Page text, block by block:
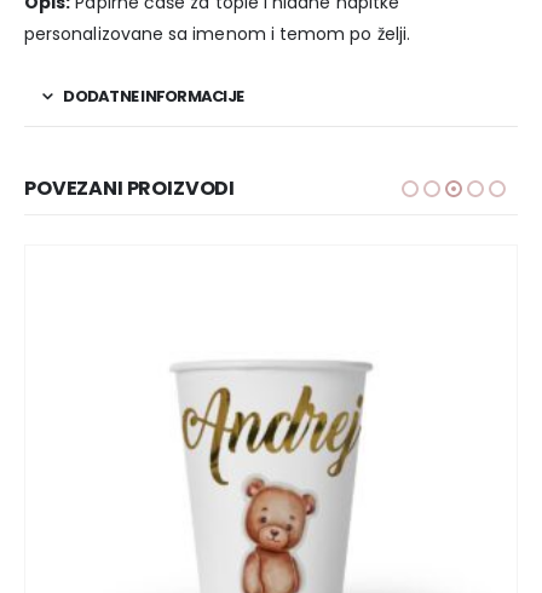
personalizovane sa imenom i temom po želji.
DODATNE INFORMACIJE
POVEZANI PROIZVODI